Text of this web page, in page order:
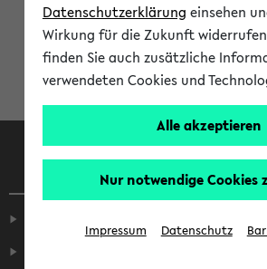
Anmeldung am eKVV
Datenschutzerklärung einsehen
Wirkung für die Zukunft
finden Sie auch zusätzliche
verwendeten Cookies und
Alle akzeptieren
Nur notwendige Cookies
Impressum Datenschutz